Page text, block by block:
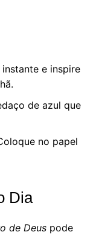
e inspire
de azul que
no papel
Dia
de Deuspode